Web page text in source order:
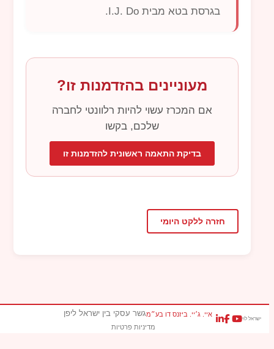
בגרסת בטא מביתI.J. Do
.
מעוניינים בהזדמנות זו?
אם המכרז עשוי להיות רלוונטי לחברה
שלכם, בקשו
בדיקת התאמה ראשונית להזדמנות זו
חזרה ללקט היומי
ישראל לוי
איי. ג׳יי. ביזנס דו בע״מגשר עסקי בין ישראל ליפן
מדיניות פרטיות